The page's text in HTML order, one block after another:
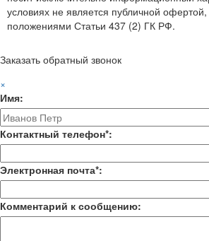
условиях не является публичной
положениями Статьи 437 (2) ГК РФ.
Заказать обратный звонок
×
Имя:
Контактный телефон*:
Электронная почта*:
Комментарий к сообщению: